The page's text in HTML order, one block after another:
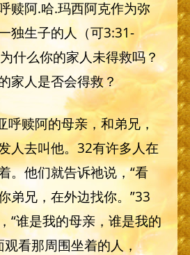
赎阿.哈.玛西阿克作为弥
独生子的人（可3:31-
什么你的家人未得救吗？
家人是否会得救？
呼赎阿的母亲，和弟兄，
人去叫他。32有许多人在
。他们就告诉祂说，“看
弟兄，在外边找你。”33
“谁是我的母亲，谁是我的
观看那周围坐着的人，